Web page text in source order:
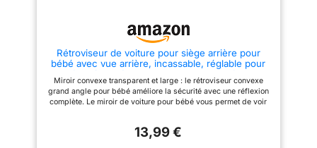
fixer le rétroviseur de voiture et
l'empêcher de bouger pendant
le voyage, et la bandoulière
à retirer. Ce miroir de poussette
est facile à assembler une fois
assemblé. Fixez-le simplement
retirez le film protecteur et vous
claire comme du cristal pour
nuit Surveillez votre bébé avec
une résolution 1080P
images claires comme du
cristal, de jour comme de nuit.
La vision nocturne automatique
même dans des conditions de
faible luminosité, offrant une
Rétroviseur de voiture pour siège arrière pour
bébé avec vue arrière, incassable, réglable pour
voir face à l'arrière pour nourrissons, enfants et
animaux domestiques
Miroir convexe transparent et large : le rétroviseur convexe
grand angle pour bébé améliore la sécurité avec une réflexion
complète. Le miroir de voiture pour bébé vous permet de voir
conduire sans aucune crainte. Réglage flexible à 360 degrés :
13,99 €